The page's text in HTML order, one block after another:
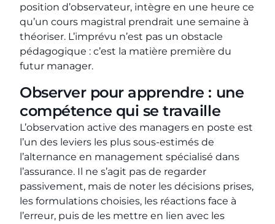
position d’observateur, intègre en une heure ce
qu’un cours magistral prendrait une semaine à
théoriser. L’imprévu n’est pas un obstacle
pédagogique : c’est la matière première du
futur manager.
Observer pour apprendre : une
compétence qui se travaille
L’observation active des managers en poste est
l’un des leviers les plus sous-estimés de
l’alternance en management spécialisé dans
l’assurance. Il ne s’agit pas de regarder
passivement, mais de noter les décisions prises,
les formulations choisies, les réactions face à
l’erreur, puis de les mettre en lien avec les